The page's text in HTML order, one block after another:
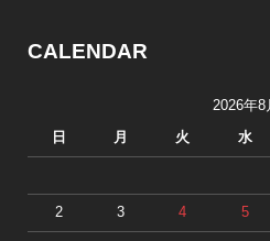
CALENDAR
2026年8
日 月 火 水
2 3 4 5